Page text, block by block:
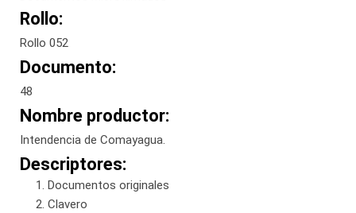
Rollo:
Rollo 052
Documento:
48
Nombre productor:
Intendencia de Comayagua.
Descriptores:
Documentos originales
Clavero